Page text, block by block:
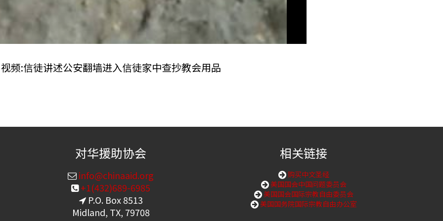
视频:信徒讲述公安翻墙进入信徒家中查抄教会用品
对华援助协会
info@chinaaid.org
+1(432)689-6985
P.O. Box 8513
Midland, TX, 79708
相关链接
购买中文圣经
美国国会中国问题委员会
美国国会国际宗教自由委员会
美国国务院国际宗教自由办公室